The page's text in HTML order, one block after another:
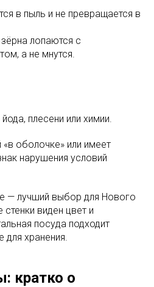
в пыль и не превращается в
лопаются с
а не мнутся.
плесени или химии.
оболочке» или имеет
нарушения условий
— лучший выбор для Нового
виден цвет и
посуда подходит
для хранения.
кратко о